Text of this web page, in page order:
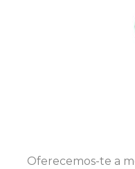
Oferecemos-te a